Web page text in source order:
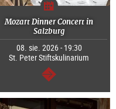
Mozart Dinner Concert in
Salzburg
08. sie. 2026 - 19:30
St. Peter Stiftskulinarium
dalej